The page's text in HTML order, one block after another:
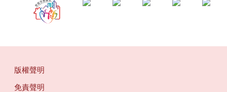
版權聲明
免責聲明